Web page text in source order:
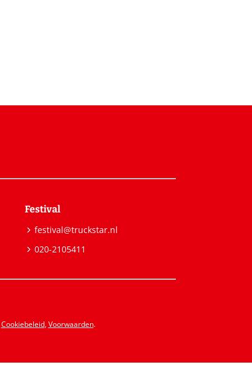
Festival
festival@truckstar.nl
020-2105411
Cookiebeleid,Voorwaarden.